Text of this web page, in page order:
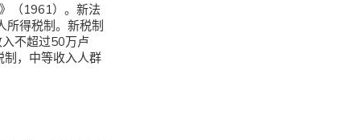
（1961）。新法
所得税制。新税制
不超过50万卢
，中等收入人群